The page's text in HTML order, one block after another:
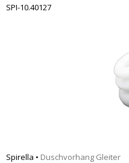
SPI-10.40127
Spirella • Duschvorhang Gleiter